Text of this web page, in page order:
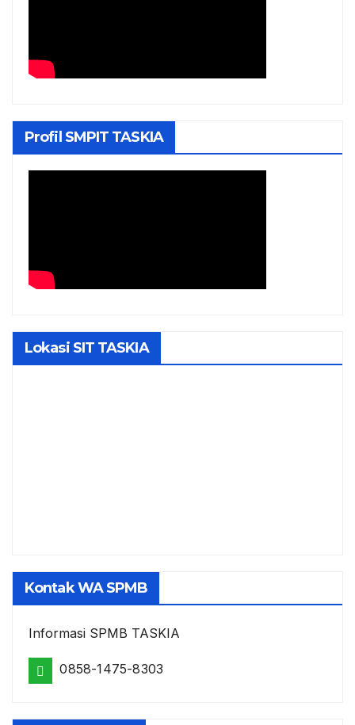
Profil SMPIT TASKIA
Lokasi SIT TASKIA
Kontak WA SPMB
Informasi SPMB TASKIA
0858-1475-8303